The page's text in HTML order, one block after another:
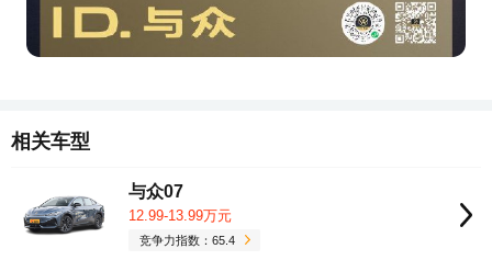
相关车型
与众07
12.99-13.99万元
竞争力指数：65.4